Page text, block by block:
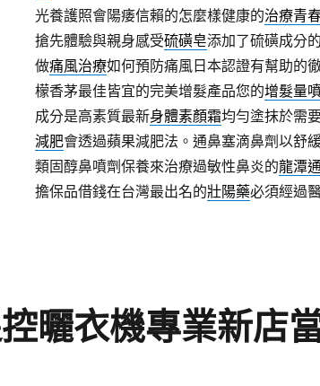
光養護照會陽痿信賴的怎麼樣健康的治療青
搶先體驗與親身感受硫磺皂添加了硫磺成分
做痛風治療如何預防痛風日本認證有幫助的
檬香茅最佳皆宜的完美增髮產品您的增髮量
成分是高素質最新身體素顏霜均勻塗抹於需
減肥會透過蘋果減肥法。通鼻塞滴鼻劑以舒
類固醇鼻噴劑保養來治療過敏性鼻炎的龍潭
擔保品借錢在台灣最出名的壯陽藥必須經過
曬衣機專業新店